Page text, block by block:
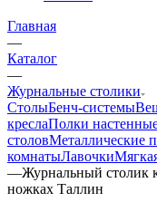
Главная
—
Каталог
—
Журнальные столики
СтолыБенч-системы
креслаПолки
столовМеталлические
комнатыЛавочки
—Журнальный столик
ножках Таллин